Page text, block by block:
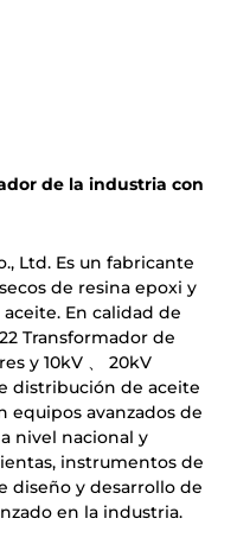
de la industria con
Ltd. Es un fabricante
de resina epoxi y
En calidad de
Transformador de
y 10kV 、 20kV
distribución de aceite
equipos avanzados de
nivel nacional y
instrumentos de
diseño y desarrollo de
en la industria.